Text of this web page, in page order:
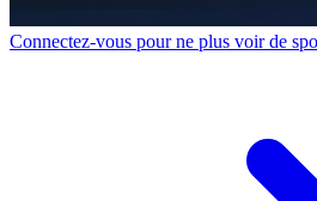
Connectez-vous pour ne plus voir de